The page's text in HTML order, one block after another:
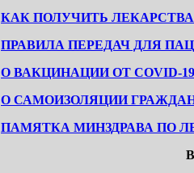
КАК ПОЛУЧИТЬ ЛЕКАРСТВА
ПРАВИЛА ПЕРЕДАЧ ДЛЯ
О ВАКЦИНАЦИИ ОТ COVID-19
О САМОИЗОЛЯЦИИ
ПАМЯТКА МИНЗДРАВА ПО